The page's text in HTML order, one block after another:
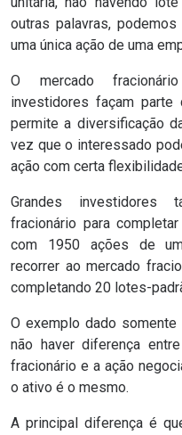
outras palavras,
uma única ação de uma
O mercado
investidores façam
permite a diversificação
vez que o interessado
ação com certa
Grandes investidores
fracionário para
com 1950 ações de
recorrer ao mercado
completando 20 lotes-
O exemplo dado
não haver diferença
fracionário e a ação
o ativo é o mesmo.
A principal diferença é